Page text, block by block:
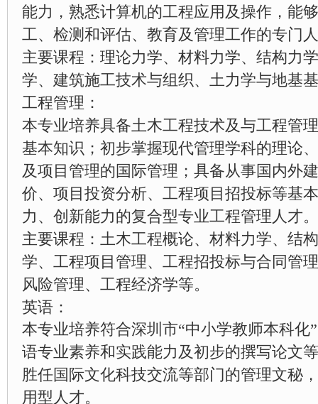
能力，熟悉计算机的工程应用及操作，能
工、检测和评估、教育及管理工作的专门
主要课程：理论力学、材料力学、结构力
学、建筑施工技术与组织、土力学与地基
工程管理：
本专业培养具备土木工程技术及与工程管
基本知识；初步掌握现代管理学科的理论
及项目管理的国际管理；具备从事国内外
价、项目投资分析、工程项目招投标等基
力、创新能力的复合型专业工程管理人才。
主要课程：土木工程概论、材料力学、结
学、工程项目管理、工程招投标与合同管
风险管理、工程经济学等。
英语：
本专业培养符合深圳市“中小学教师本科化
语专业素养和实践能力及初步的撰写论文
胜任国际文化科技交流等部门的管理文秘
用型人才。